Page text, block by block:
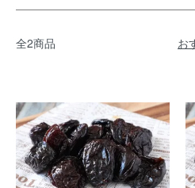
全2商品 お